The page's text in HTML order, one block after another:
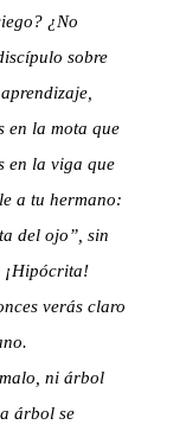
¿No
sobre
en la mota que
en la viga que
a tu hermano:
del ojo”, sin
¡Hipócrita!
verás claro
ni árbol
árbol se